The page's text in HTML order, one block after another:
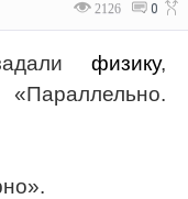
2126 0
физику,